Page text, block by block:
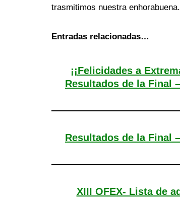
trasmitimos nuestra enhorabuena.
Entradas relacionadas…
¡¡Felicidades a
Resultados de la Final
Resultados de la Final
XIII OFEX- Lista de